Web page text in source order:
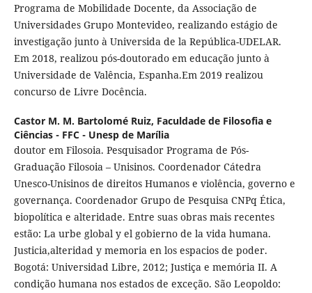
Programa de Mobilidade Docente, da Associação de
Universidades Grupo Montevideo, realizando estágio de
investigação junto à Universida de la República-UDELAR.
Em 2018, realizou pós-doutorado em educação junto à
Universidade de Valência, Espanha.Em 2019 realizou
concurso de Livre Docência.
Castor M. M. Bartolomé Ruiz, Faculdade de Filosofia e
Ciências - FFC - Unesp de Marília
doutor em Filosoia. Pesquisador Programa de Pós-
Graduação Filosoia – Unisinos. Coordenador Cátedra
Unesco-Unisinos de direitos Humanos e violência, governo e
governança. Coordenador Grupo de Pesquisa CNPq Ética,
biopolítica e alteridade. Entre suas obras mais recentes
estão: La urbe global y el gobierno de la vida humana.
Justicia,alteridad y memoria en los espacios de poder.
Bogotá: Universidad Libre, 2012; Justiça e memória II. A
condição humana nos estados de exceção. São Leopoldo: